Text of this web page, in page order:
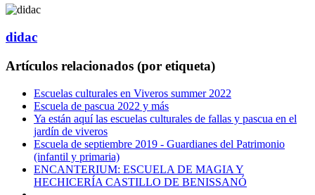
didac
Artículos relacionados (por etiqueta)
Escuelas culturales en Viveros summer 2022
Escuela de pascua 2022 y más
Ya están aquí las escuelas culturales de fallas y pascua en el
jardín de viveros
Escuela de septiembre 2019 - Guardianes del Patrimonio
(infantil y primaria)
ENCANTERIUM: ESCUELA DE MAGIA Y
HECHICERÍA CASTILLO DE BENISSANÓ